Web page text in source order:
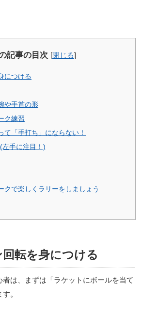
記事の目次 [閉じる]
につける
や手首の形
ク練習
て「手打ち」にならない！
左手に注目！)
クで楽しくラリーをしましょう
回転を身につける
は、まずは「ラケットにボールを当て
。